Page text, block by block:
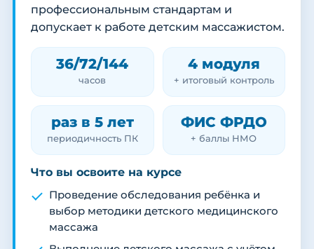
профессиональным стандартам и
допускает к работе детским массажистом.
36/72/144
часов
4 модуля
+ итоговый контроль
раз в 5 лет
периодичность ПК
ФИС ФРДО
+ баллы НМО
Что вы освоите на курсе
Проведение обследования ребёнка и
выбор методики детского медицинского
массажа